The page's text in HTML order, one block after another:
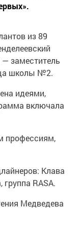
из 89
заместитель
школы №2.
идеями,
включала
профессиям,
Клава
RASA.
Медведева